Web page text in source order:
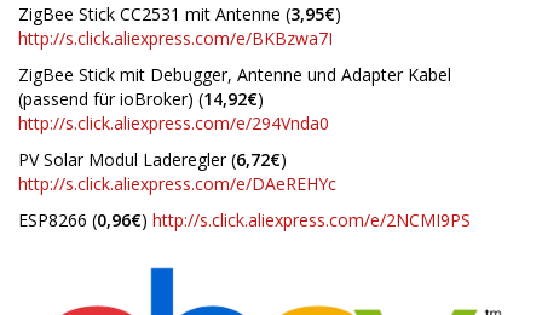
ZigBee Stick CC2531 mit Antenne (3,95€)
http://s.click.aliexpress.com/e/BKBzwa7I
ZigBee Stick mit Debugger, Antenne und Adapter Kabel
(passend für ioBroker) (14,92€)
http://s.click.aliexpress.com/e/294Vnda0
PV Solar Modul Laderegler (6,72€)
http://s.click.aliexpress.com/e/DAeREHYc
ESP8266 (0,96€) http://s.click.aliexpress.com/e/2NCMI9PS